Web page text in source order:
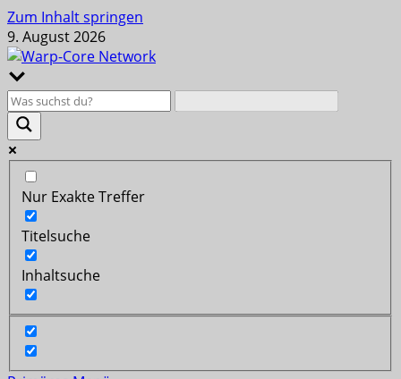
Zum Inhalt springen
9. August 2026
Nur Exakte Treffer
Titelsuche
Inhaltsuche